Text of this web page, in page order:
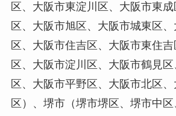
区、大阪市東淀川区、大阪市東
区、大阪市旭区、大阪市城東区
区、大阪市住吉区、大阪市東住
区、大阪市淀川区、大阪市鶴見
区、大阪市平野区、大阪市北区
区）、堺市（堺市堺区、堺市中